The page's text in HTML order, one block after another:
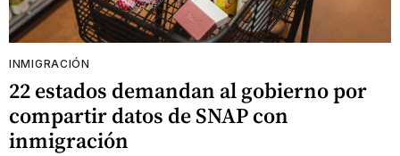
INMIGRACIÓN
22 estados demandan al gobierno por
compartir datos de SNAP con
inmigración